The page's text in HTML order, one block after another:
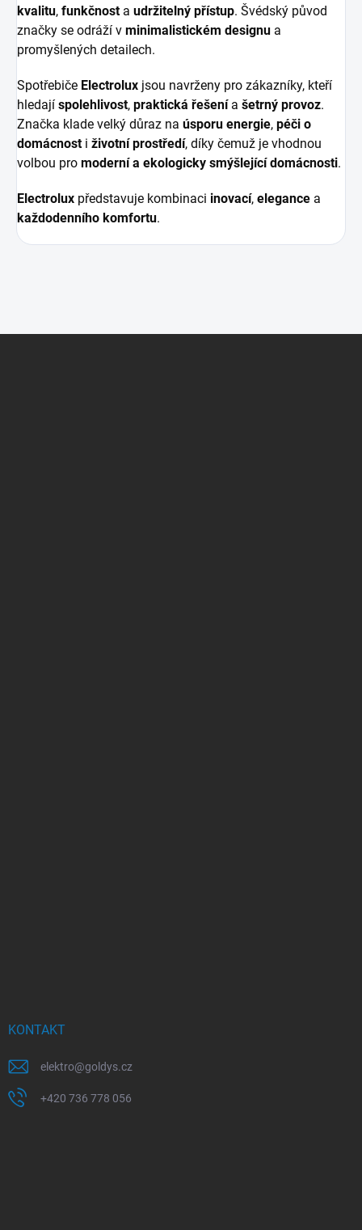
kvalitu, funkčnosta udržitelný přístup. Švédský původ
značky se odráží v minimalistickém designu a
promyšlených detailech.
Spotřebiče Electrolux jsou navrženy pro zákazníky, kteří
hledají spolehlivost, praktická řešenía šetrný provoz.
Značka klade velký důraz na úsporu energie, péči o
domácnosti životní prostředí, díky čemuž je vhodnou
volbou pro moderní a ekologicky smýšlející domácnosti.
Electrolux představuje kombinaci inovací, elegance a
každodenního komfortu.
KONTAKT
elektro@goldys.cz
+420 736 778 056